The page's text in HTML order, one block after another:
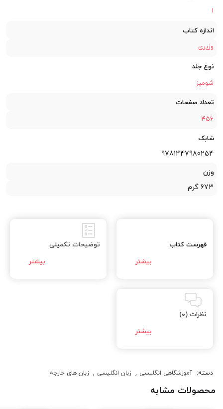
1
اندازه کتاب
وزیری
نوع جلد
شومیز
تعداد صفحات
456
شابک
9781447980254
وزن
673 گرم
فهرست کتاب توضیحات تکمیلی
نظرات (0)
دسته: آموزشگاهی انگلیسی , زبان انگلیسی , زبان های خارجه
محصولات مشابه